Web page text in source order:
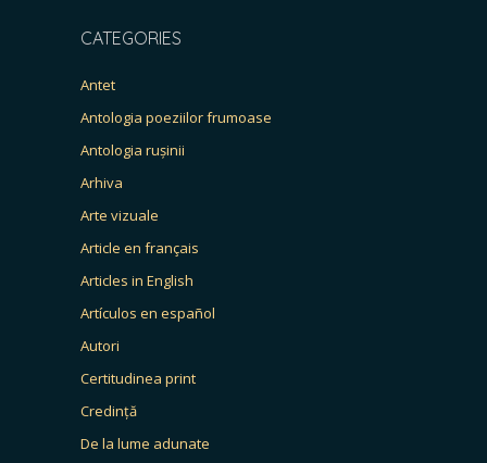
CATEGORIES
Antet
Antologia poeziilor frumoase
Antologia rușinii
Arhiva
Arte vizuale
Article en français
Articles in English
Artículos en español
Autori
Certitudinea print
Credință
De la lume adunate